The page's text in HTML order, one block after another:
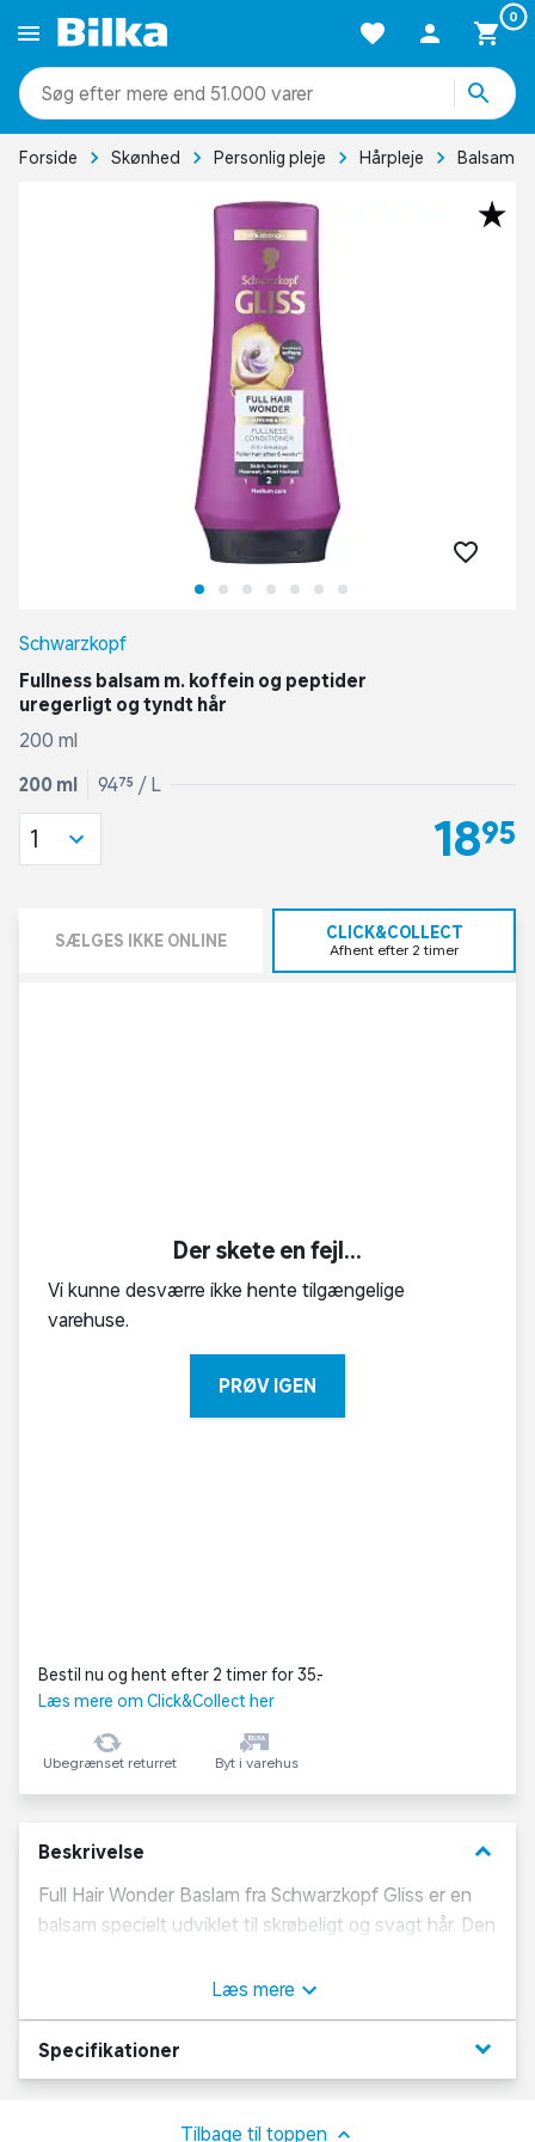
0
mere end 51.000 varer
Forside Skønhed Personlig pleje Hårpleje Balsam
Schwarzkopf
Fullness balsam m. koffein og peptider
uregerligt og tyndt hår
200 ml
200 ml 94,75 / L
18,95
1
SÆLGES IKKE ONLINE CLICK&COLLECT
Afhent efter 2 timer
Der skete en fejl...
Vi kunne desværre ikke hente tilgængelige
varehuse.
PRØV IGEN
Bestil nu og hent efter 2 timer for 35,-
Læs mere om Click&Collect her
Ubegrænset returret Byt i varehus
Beskrivelse keyboard_arrow_down
Full Hair Wonder Baslam fra Schwarzkopf Gliss er en
balsam specielt udviklet til skrøbeligt og svagt hår. Den
der aktiverer hårrødderne og fremmer hårvækst,
hvilket resulterer i fyldigere hår. Anvend balsammen
regelmæssigt efter hårvask for at reducere hårbrud og
opnå sundere og stærkere hår.
Om Schwarzkopf
Læs mere
Specifikationer keyboard_arrow_down
Tilbage til toppen